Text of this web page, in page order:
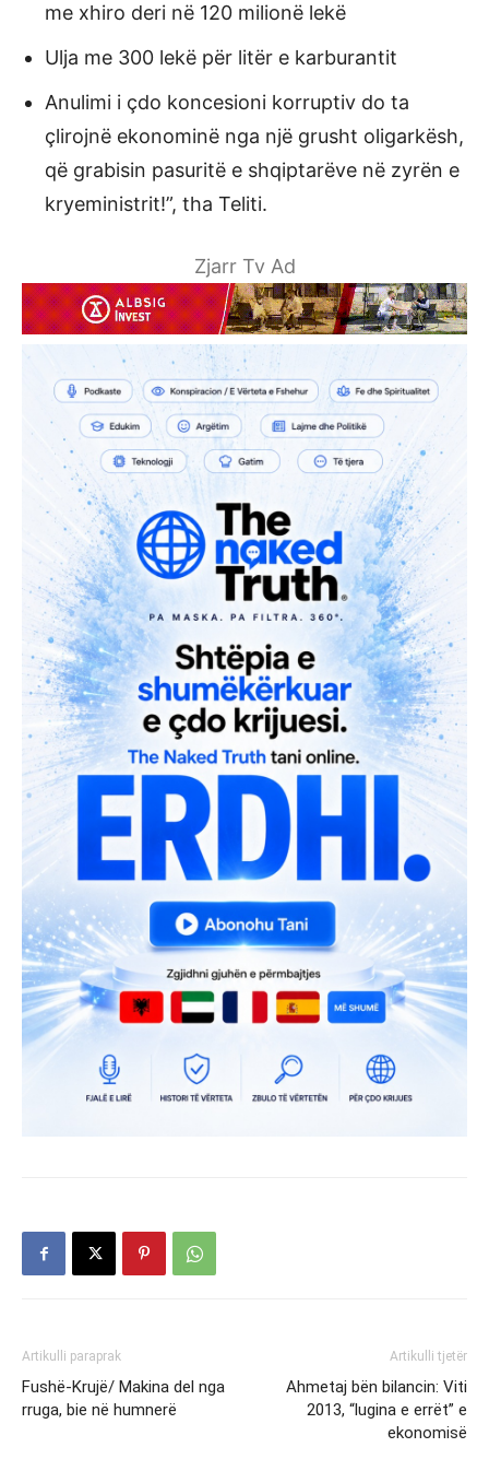
me xhiro deri në 120 milionë lekë
Ulja me 300 lekë për litër e karburantit
Anulimi i çdo koncesioni korruptiv do ta
çlirojnë ekonominë nga një grusht oligarkësh,
që grabisin pasuritë e shqiptarëve në zyrën e
kryeministrit!”, tha Teliti.
Zjarr Tv Ad
Artikulli paraprak
Fushë-Krujë/ Makina del nga
rruga, bie në humnerë
Artikulli tjetër
Ahmetaj bën bilancin: Viti
2013, “lugina e errët” e
ekonomisë